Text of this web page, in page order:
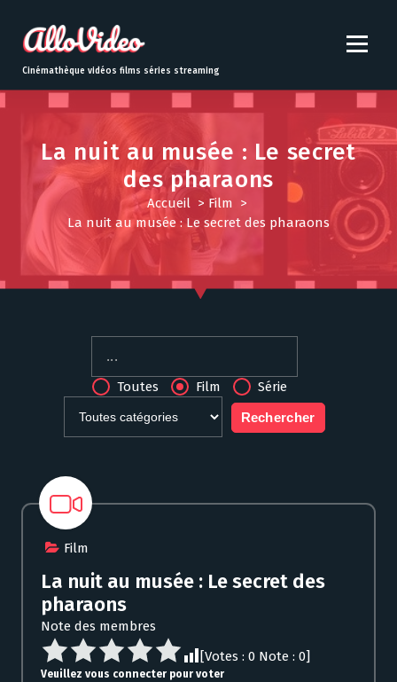
t
o
Cinémathèque vidéos films séries streaming
La nuit au musée : Le secret
des pharaons
Accueil> Film >
La nuit au musée : Le secret des pharaons
Toutes Film Série
Film
La nuit au musée : Le secret des
pharaons
Note des membres
[Votes : 0 Note : 0]
Veuillez vous connecter pour voter